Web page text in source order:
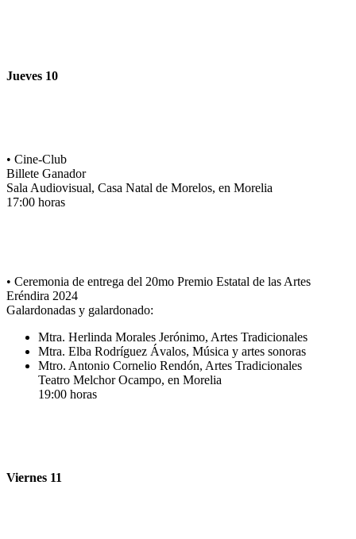
Jueves 10
• Cine-Club
Billete Ganador
Sala Audiovisual, Casa Natal de Morelos, en Morelia
17:00 horas
• Ceremonia de entrega del 20mo Premio Estatal de las Artes
Eréndira 2024
Galardonadas y galardonado:
Mtra. Herlinda Morales Jerónimo, Artes Tradicionales
Mtra. Elba Rodríguez Ávalos, Música y artes sonoras
Mtro. Antonio Cornelio Rendón, Artes Tradicionales
Teatro Melchor Ocampo, en Morelia
19:00 horas
Viernes 11